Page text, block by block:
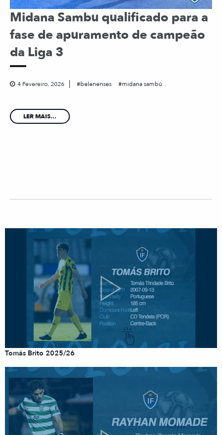
Midana Sambu qualificado para a
fase de apuramento de campeão
da Liga 3
4 Fevereiro, 2026 belenenses midana sambú
LER MAIS...
Tomás Brito 2025/26